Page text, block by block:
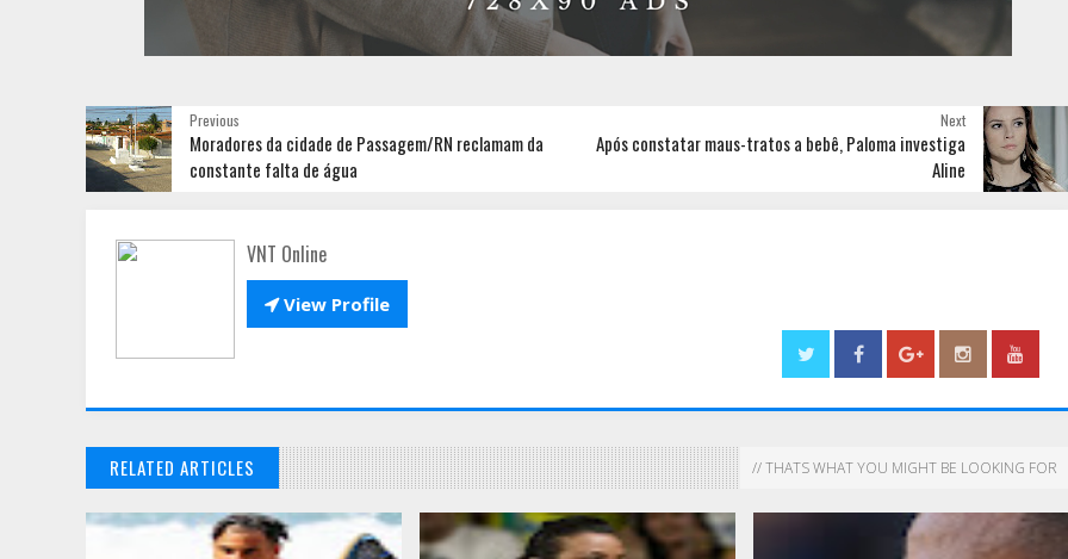
Next
Após constatar maus-tratos a bebê, Paloma investiga
Aline
Previous
Moradores da cidade de Passagem/RN reclamam da
constante falta de água
VNT Online
View Profile
RELATED ARTICLES // THATS WHAT YOU MIGHT BE LOOKING FOR